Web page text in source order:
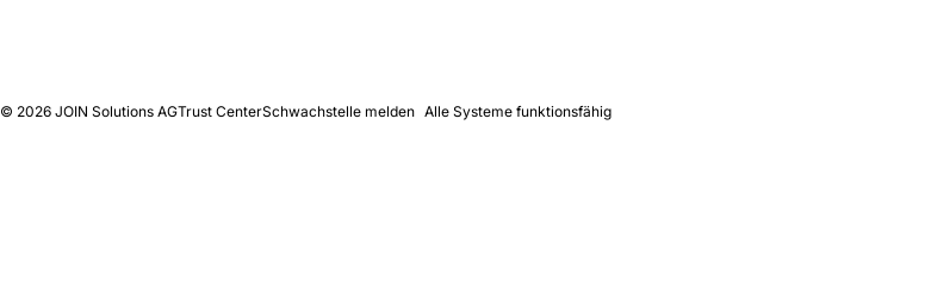
© 2026 JOIN Solutions AGTrust CenterSchwachstelle melden Alle Systeme funktionsfähig